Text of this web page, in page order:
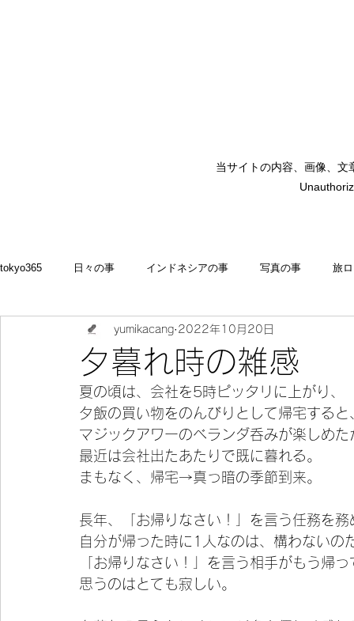
当サイトの内容、画像、
tokyo365 日々の事 インドネシアの事 写真の事 旅
食いしん坊 blog お料理・memasak
今宵の一冊
夕暮れ時の雑感
yumikacang 2022年10月20日
夏の頃は、会社を5時ピッタリに上がり、
夕飯の買い物をのんびりとして帰宅すると
マジックアワーのベランダ呑みが楽しめた
最近は会社出たあたりで既に暮れる。
まもなく、帰宅→真っ暗の季節到来。
長年、「お帰りなさい！」を言う任務を
自分が帰った時に1人なのは、構わないの
「お帰りなさい！」を言う相手がもう帰
思うのはとても寂しい。